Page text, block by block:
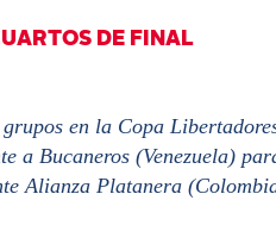
DE FINAL
en la Copa
a Bucaneros (Venezuela)
Alianza Platanera